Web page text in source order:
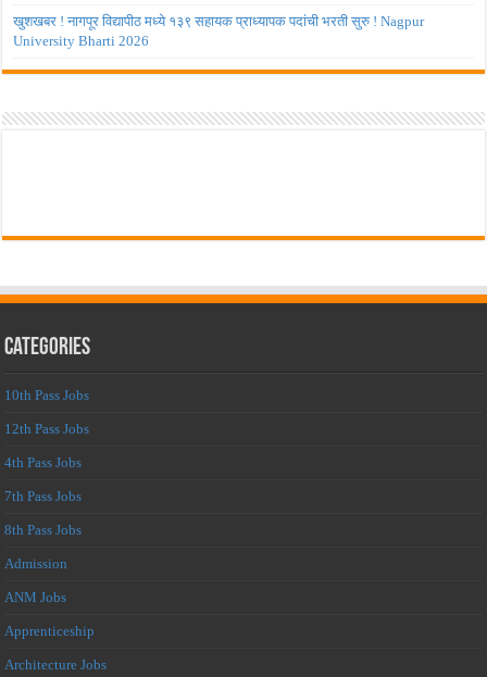
खुशखबर ! नागपूर विद्यापीठ मध्ये १३९ सहायक प्राध्यापक पदांची भरती सुरु ! Nagpur
University Bharti 2026
Categories
10th Pass Jobs
12th Pass Jobs
4th Pass Jobs
7th Pass Jobs
8th Pass Jobs
Admission
ANM Jobs
Apprenticeship
Architecture Jobs